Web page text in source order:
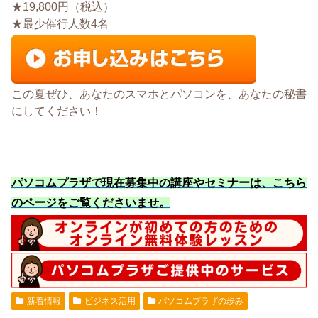
★19,800円（税込）
★最少催行人数4名
この夏ぜひ、あなたのスマホとパソコンを、あなたの秘書
にしてください！
パソコムプラザで現在募集中の講座やセミナーは、こちら
のページをご覧くださいませ。
新着情報 ビジネス活用 パソコムプラザの歩み